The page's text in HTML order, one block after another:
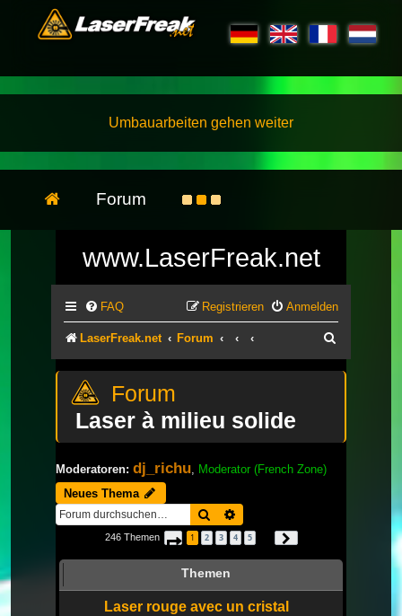
Umbauarbeiten gehen weiter
Forum
www.LaserFreak.net
FAQ Anmelden
Registrieren
LaserFreak.net Forum
Laser à milieu solide
Moderatoren: dj_richu Moderator (French Zone)
Neues Thema
Suche
246 Themen Seite 1von
1 2 3 4 5
Themen
Laser rouge avec un cristal